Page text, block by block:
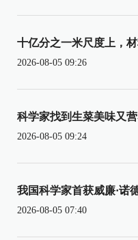
十亿分之一米尺度上，
2026-08-05 09:26
科学家找到生菜美味又
2026-08-05 09:24
我国科学家首获威廉·诺
2026-08-05 07:40